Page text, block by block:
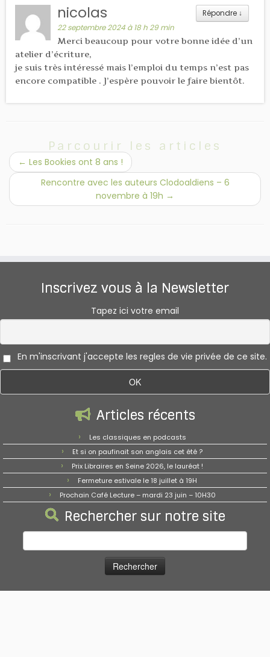
Répondre ↓
nicolas
22 septembre 2024 à 18 h 29 min
Merci beaucoup pour votre bonne idée d’un
atelier d’écriture,
je suis très intéressé mais l’emploi du temps n’est pas
encore compatible . J’espère pouvoir le faire bientôt.
Parcourir les articles
← Les Bookies ont 8 ans !
Rencontre avec les auteurs Clodoaldiens – 6
novembre à 19h →
Inscrivez vous à la Newsletter
Tapez ici votre email
En m'inscrivant j'accepte les regles de vie privée de ce site.
Articles récents
Les classiques en podcasts
Et si on paufinait son anglais cet été ?
Prix Libraires en Seine 2026, le lauréat !
Fermeture estivale le 18 juillet à 19H
Prochain Café Lecture – mardi 23 juin – 10H30
Rechercher sur notre site